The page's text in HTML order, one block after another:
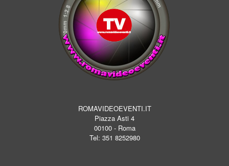
ROMAVIDEOEVENTI.IT
Piazza Asti 4
00100 - Roma
Tel: 351 8252980